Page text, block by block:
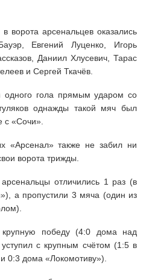
ворота арсенальцев оказались
Евгений Луценко, Игорь
Даниил Хлусевич, Тарас
и Сергей Ткачёв.
одного гола прямым ударом со
однажды такой мяч был
с «Сочи».
«Арсенал» также не забил ни
ворота трижды.
отличились 1 раз (в
а пропустили 3 мяча (один из
победу (4:0 дома над
с крупным счётом (1:5 в
0:3 дома «Локомотиву»).